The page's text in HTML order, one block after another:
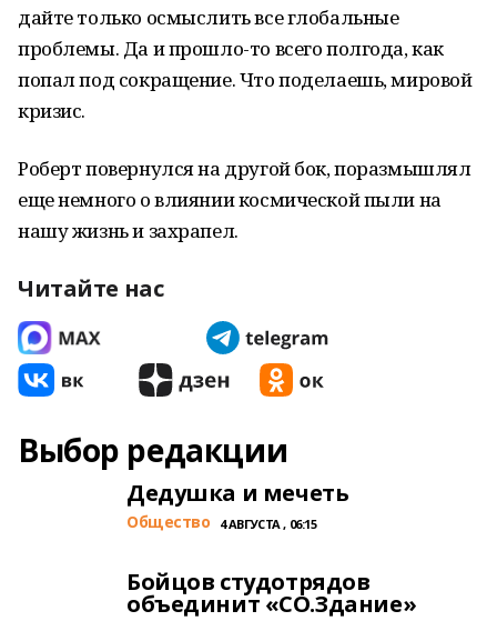
дайте только осмыслить все глобальные
проблемы. Да и прошло-то всего полгода, как
попал под сокращение. Что поделаешь, мировой
кризис.
Роберт повернулся на другой бок, поразмышлял
еще немного о влиянии космической пыли на
нашу жизнь и захрапел.
Читайте нас
Выбор редакции
Дедушка и мечеть
Общество 4 АВГУСТА , 06:15
Бойцов студотрядов
объединит «СО.Здание»